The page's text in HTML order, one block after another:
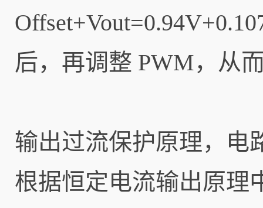
后，再调整 PWM，从
输出过流保护原理，电
根据恒定电流输出原